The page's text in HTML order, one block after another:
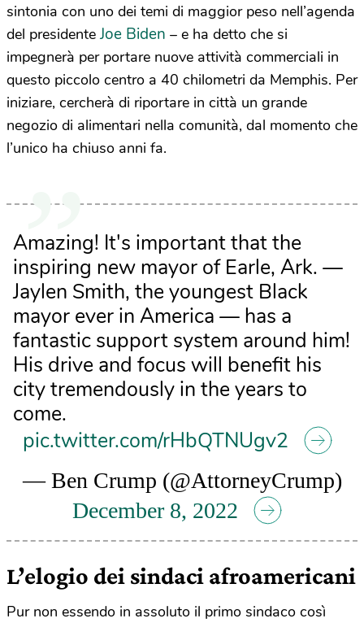
sintonia con uno dei temi di maggior peso nell’agenda
del presidenteJoe Biden – e ha detto che si
impegnerà per portare nuove attività commerciali in
questo piccolo centro a 40 chilometri da Memphis. Per
iniziare, cercherà di riportare in città un grande
negozio di alimentari nella comunità, dal momento che
l’unico ha chiuso anni fa.
Amazing! It's important that the
inspiring new mayor of Earle, Ark. —
Jaylen Smith, the youngest Black
mayor ever in America — has a
fantastic support system around him!
His drive and focus will benefit his
city tremendously in the years to
come.
pic.twitter.com/rHbQTNUgv2
— Ben Crump (@AttorneyCrump)
December 8, 2022
L’elogio dei sindaci afroamericani
Pur non essendo in assoluto il primo sindaco così